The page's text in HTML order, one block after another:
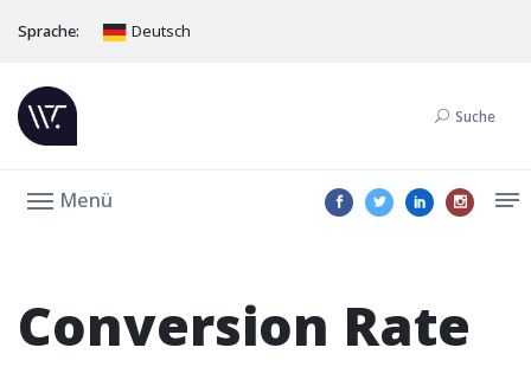
Sprache: Deutsch
Suche
Menü
Conversion Rate